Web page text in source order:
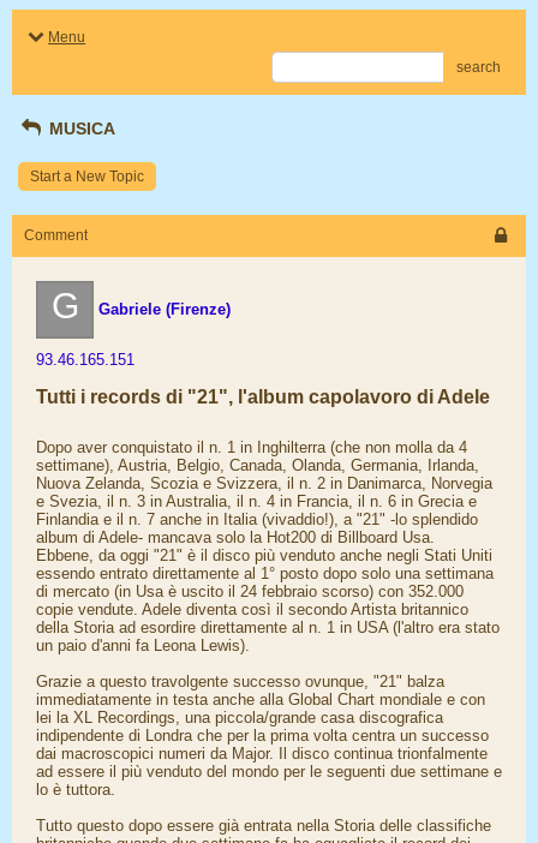
Menu
search
MUSICA
Start a New Topic
Comment
G Gabriele (Firenze)
93.46.165.151
Tutti i records di "21", l'album capolavoro di Adele
Dopo aver conquistato il n. 1 in Inghilterra (che non molla da 4
settimane), Austria, Belgio, Canada, Olanda, Germania, Irlanda,
Nuova Zelanda, Scozia e Svizzera, il n. 2 in Danimarca, Norvegia
e Svezia, il n. 3 in Australia, il n. 4 in Francia, il n. 6 in Grecia e
Finlandia e il n. 7 anche in Italia (vivaddio!), a "21" -lo splendido
album di Adele- mancava solo la Hot200 di Billboard Usa.
Ebbene, da oggi "21" è il disco più venduto anche negli Stati Uniti
essendo entrato direttamente al 1° posto dopo solo una settimana
di mercato (in Usa è uscito il 24 febbraio scorso) con 352.000
copie vendute. Adele diventa così il secondo Artista britannico
della Storia ad esordire direttamente al n. 1 in USA (l'altro era stato
un paio d'anni fa Leona Lewis).
Grazie a questo travolgente successo ovunque, "21" balza
immediatamente in testa anche alla Global Chart mondiale e con
lei la XL Recordings, una piccola/grande casa discografica
indipendente di Londra che per la prima volta centra un successo
dai macroscopici numeri da Major. Il disco continua trionfalmente
ad essere il più venduto del mondo per le seguenti due settimane e
lo è tuttora.
Tutto questo dopo essere già entrata nella Storia delle classifiche